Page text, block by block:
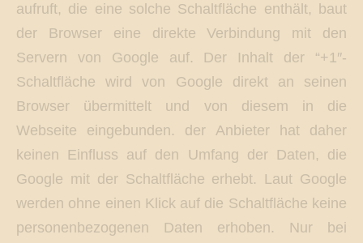
aufruft, die eine solche Schaltfläche enthält, baut
der Browser eine direkte Verbindung mit den
Servern von Google auf. Der Inhalt der “+1″-
Schaltfläche wird von Google direkt an seinen
Browser übermittelt und von diesem in die
Webseite eingebunden. der Anbieter hat daher
keinen Einfluss auf den Umfang der Daten, die
Google mit der Schaltfläche erhebt. Laut Google
werden ohne einen Klick auf die Schaltfläche keine
personenbezogenen Daten erhoben. Nur bei